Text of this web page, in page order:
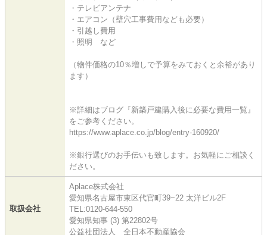
・テレビアンテナ
・エアコン（壁穴工事費用なども必要）
・引越し費用
・照明 など
（物件価格の10％増しで予算をみておくと余裕があり
ます）
※詳細はブログ『新築戸建購入後に必要な費用一覧』
をご参考ください。
https://www.aplace.co.jp/blog/entry-160920/
※銀行選びのお手伝いも致します。お気軽にご相談く
ださい。
取扱会社
Aplace株式会社
愛知県名古屋市東区代官町39−22 太洋ビル2F
TEL:0120-644-550
愛知県知事 (3) 第22802号
公益社団法人 全日本不動産協会